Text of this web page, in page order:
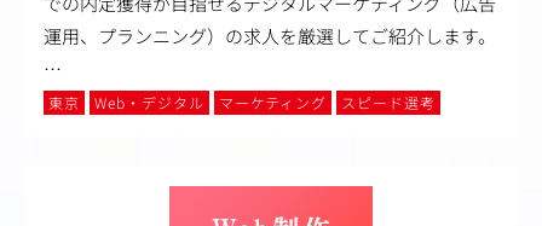
運用、プランニング）の求人を厳選してご紹介します。
…
東京 Web・デジタル マーケティング スピード選考